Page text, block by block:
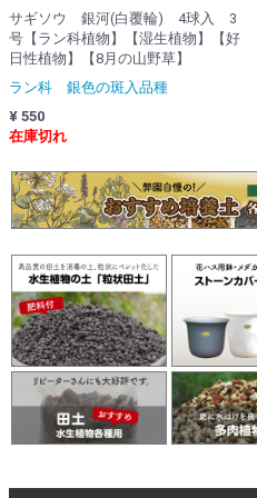
サギソウ 銀河(白覆輪) 4球入 3
号【ラン科植物】【湿生植物】【好
日性植物】【8月の山野草】
ラン科 銀色の斑入品種
¥ 550
在庫切れ